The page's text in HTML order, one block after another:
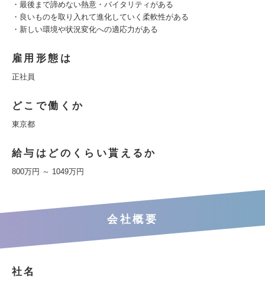
・最後まで諦めない熱意・バイタリティがある
・良いものを取り入れて進化していく柔軟性がある
・新しい環境や状況変化への適応力がある
雇用形態は
正社員
どこで働くか
東京都
給与はどのくらい貰えるか
800万円 ～ 1049万円
会社概要
社名